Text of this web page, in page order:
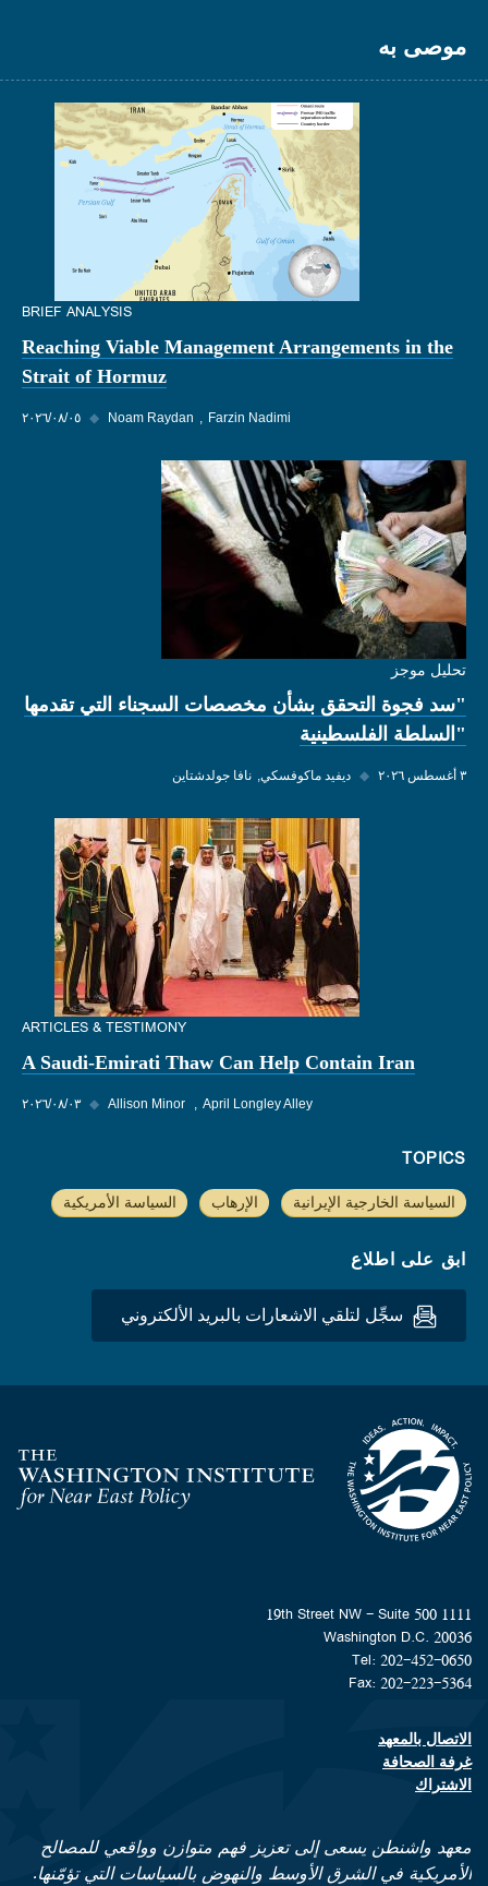
موصى به
BRIEF ANALYSIS
Reaching Viable Management Arrangements in the
Strait of Hormuz
٠٥‏/٠٨‏/٢٠٢٦ ◆ Noam Raydan Farzin Nadimi
تحليل موجز
"سد فجوة التحقق بشأن مخصصات السجناء التي تقدمها
"السلطة الفلسطينية
٣ أغسطس ٢٠٢٦ ◆ ديفيد ماكوفسكي نافا جولدشتاين
ARTICLES & TESTIMONY
A Saudi-Emirati Thaw Can Help Contain Iran
٠٣‏/٠٨‏/٢٠٢٦ ◆ Allison Minor April Longley Alley
TOPICS
السياسة الخارجية الإيرانية الإرهاب السياسة الأمريكية
ابق على اطلاع
سجِّل لتلقي الاشعارات بالبريد الألكتروني
Homepage
1111 19th Street NW - Suite 500
Washington D.C. 20036
Tel: 202-452-0650
Fax: 202-223-5364
Footer contact links
الاتصال بالمعهد
غرفة الصحافة
الاشتراك
معهد واشنطن يسعى إلى تعزيز فهم متوازن وواقعي للمصالح
الأمريكية في الشرق الأوسط والنهوض بالسياسات التي تؤمّنها.